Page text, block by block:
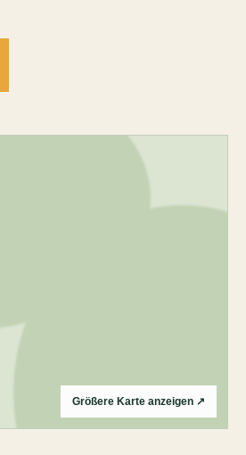
Größere Karte anzeigen ↗